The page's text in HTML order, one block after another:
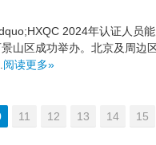
2024年认证人员
山区成功举办。北京及周边
阅读更多»
11 12 13 14 15